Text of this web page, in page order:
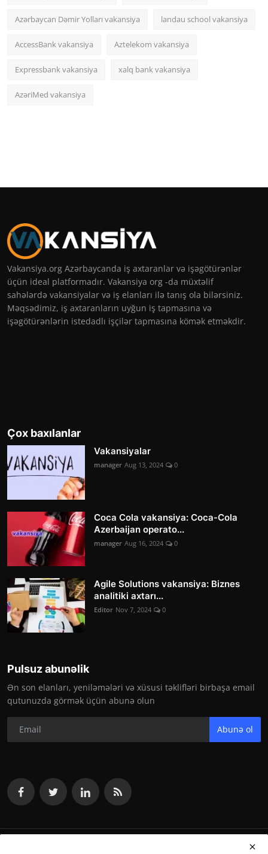
Azərbaycan Dəmir Yolları vakansiya landau school vakansiya
AccessBank vakansiya Aztelekom vakansiya
Expressbank vakansiya xalq bank vakansiya
AzəriMed vakansiya
Vakansiya.org Azərbaycanda iş axtaranlar və işəgötürənlər
üçün ideal platformadır. Vakansiya org -da müxtəlif
sahələrdə vakansiyalar və iş elanları ilə tanış ola bilərsiniz.
Məqsədimiz, iş axtaranların uyğun iş tapmasına və
işəgötürənlərin istedadlı işçilər tapmasına kömək etməkdir.
Çox baxılanlar
Vakansiyalar
manager Aug 13, 2024 0
Coca Cola vakansiya: Coca-Cola
Azerbaijan operato...
manager Aug 16, 2024 0
Agile Solutions vakansiya: Biznes
analitiki axtarı...
Editor Nov 7, 2024 0
Pulsuz abunəlik
Ən son elanları, yeniləmələri və xüsusi təklifləri birbaşa email
qutunuzda görmək üçün abunə olun
Abunə ol